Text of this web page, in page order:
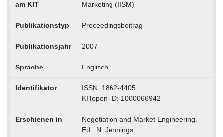
am KIT
Marketing (IISM)
Publikationstyp Proceedingsbeitrag
Publikationsjahr 2007
Sprache Englisch
Identifikator
ISSN: 1862-4405
KITopen-ID: 1000066942
Erschienen in
Negotiation and Market Engineering.
Ed.: N. Jennings